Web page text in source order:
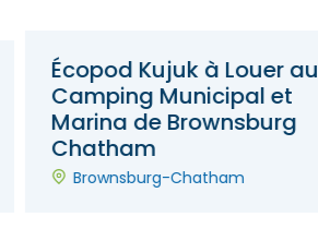
Écopod Kujuk à Louer au
Camping Municipal et
Marina de Brownsburg
Chatham
Brownsburg-Chatham